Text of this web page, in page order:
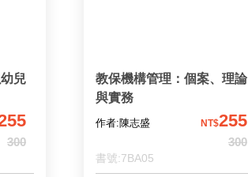
兒
300
教保機構管理：個案、理論
與實務
作者:陳志盛 NT$255
300
書號:7BA05